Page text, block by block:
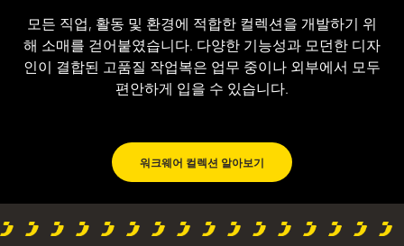
모든 직업, 활동 및 환경에 적합한 컬렉션을 개발하기 위
해 소매를 걷어붙였습니다. 다양한 기능성과 모던한 디자
인이 결합된 고품질 작업복은 업무 중이나 외부에서 모두
편안하게 입을 수 있습니다.
워크웨어 컬렉션 알아보기